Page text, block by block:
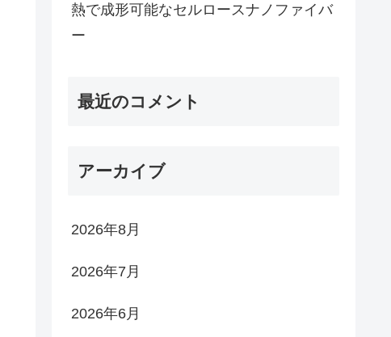
熱で成形可能なセルロースナノファイバ
ー
最近のコメント
アーカイブ
2026年8月
2026年7月
2026年6月